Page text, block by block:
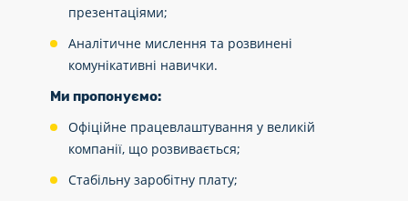
презентаціями;
Аналітичне мислення та розвинені
комунікативні навички.
Ми пропонуємо:
Офіційне працевлаштування у великій
компанії, що розвивається;
Стабільну заробітну плату;